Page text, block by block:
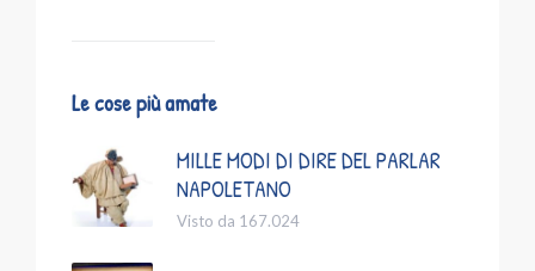
Le cose più amate
MILLE MODI DI DIRE DEL PARLAR
NAPOLETANO
Visto da 167.024